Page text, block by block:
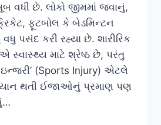
વધી છે. લોકો જીમમાં જવાનું,
ફૂટબોલ કે બેડમિન્ટન
પસંદ કરી રહ્યા છે. શારીરિક
સ્વાસ્થ્ય માટે શ્રેષ્ઠ છે, પરંતુ
ઇન્જરી’ (Sports Injury) એટલે
થતી ઈજાઓનું પ્રમાણ પણ